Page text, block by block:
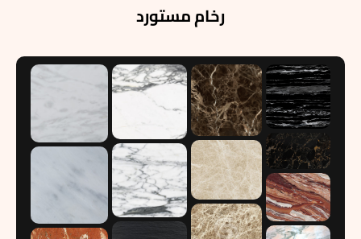
رخام مستورد